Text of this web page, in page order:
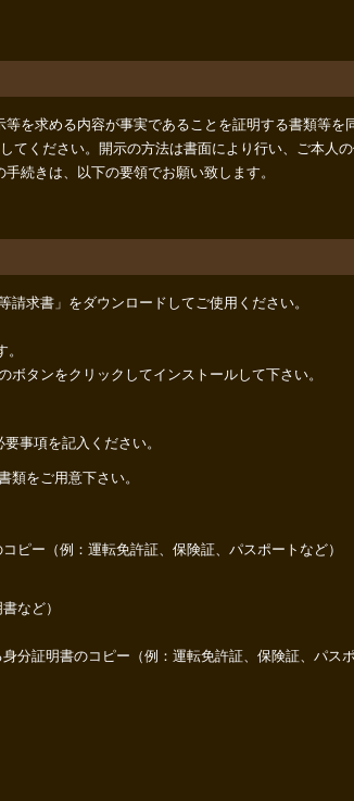
を求める内容が事実であることを証明する書類等を
てください。開示の方法は書面により行い、ご本人
続きは、以下の要領でお願い致します。
求書」をダウンロードしてご使用ください。
タンをクリックしてインストールして下さい。
事項を記入ください。
類をご用意下さい。
ピー（例：運転免許証、保険証、パスポートなど）
など）
分証明書のコピー（例：運転免許証、保険証、パス